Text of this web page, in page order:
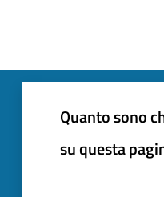
Quanto sono
su questa